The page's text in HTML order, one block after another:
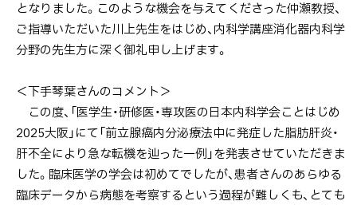
となりました。このような機会を与えてくださった仲瀬教授、
ご指導いただいた川上先生をはじめ、内科学講座消化器内科学
分野の先生方に深く御礼申し上げます。
＜下手琴葉さんのコメント＞
この度、「医学生・研修医・専攻医の日本内科学会ことはじめ
2025大阪」にて「前立腺癌内分泌療法中に発症した脂肪肝炎・
肝不全により急な転機を辿った一例」を発表させていただきま
した。臨床医学の学会は初めてでしたが、患者さんのあらゆる
臨床データから病態を考察するという過程が難しくも、とても